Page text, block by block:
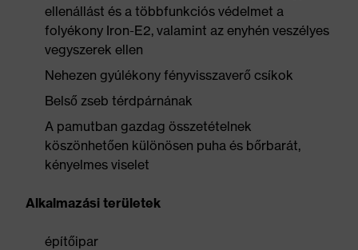
ellenállást és a többfunkciós védelmet a
folyékony Iron-E2, valamint az enyhén veszélyes
vegyszerek ellen
Nehezen gyúlékony fényvisszaverő csíkok
Belső zseb térdpárnának
A pamutban gazdag összetételnek
köszönhetően különösen puha és bőrbarát,
kényelmes viselet
Alkalmazási területek
építőipar